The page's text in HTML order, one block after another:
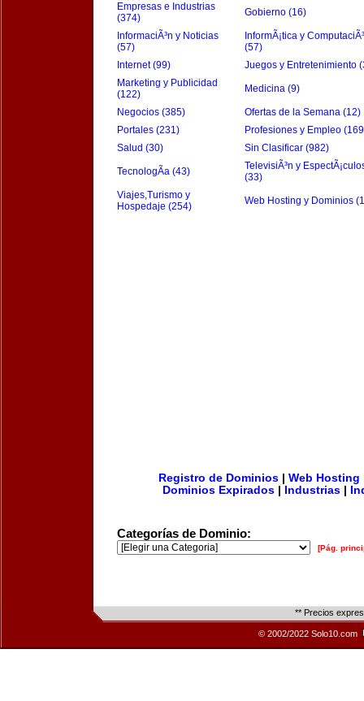
Empresas e Industrias
(374)
Gobierno (16)
InformaciÃ³n y Noticias
(57)
InformÃ¡tica y
(57)
Internet (99)
Juegos y Entretenimiento
Marketing y Publicidad
(122)
Medicina (9)
Negocios (385)
Ofertas de la Semana (12)
Portales (231)
Profesiones y Empleo
Salud (30)
Sin Clasificar (982)
TecnologÃ­a (43)
TelevisiÃ³n y
(33)
Viajes,Turismo y
Hospedaje (254)
Web Hosting y Dominios
Registro de Dominios| Web Hosting
Dominios Expirados
Industrias
Categorías de Dominio:
[Pág.
** Precios
© 2002/2022 Solo10.com